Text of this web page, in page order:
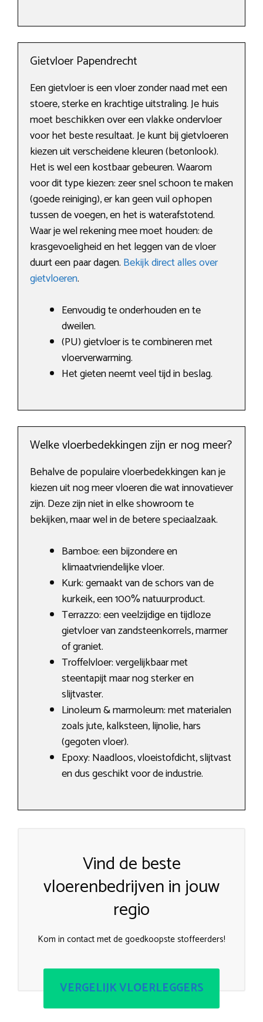
Gietvloer Papendrecht
Een gietvloer is een vloer zonder naad met een
stoere, sterke en krachtige uitstraling. Je huis
moet beschikken over een vlakke ondervloer
voor het beste resultaat. Je kunt bij gietvloeren
kiezen uit verscheidene kleuren (betonlook).
Het is wel een kostbaar gebeuren. Waarom
voor dit type kiezen: zeer snel schoon te maken
(goede reiniging), er kan geen vuil ophopen
tussen de voegen, en het is waterafstotend.
Waar je wel rekening mee moet houden: de
krasgevoeligheid en het leggen van de vloer
duurt een paar dagen. Bekijk direct alles over
gietvloeren.
Eenvoudig te onderhouden en te
dweilen.
(PU) gietvloer is te combineren met
vloerverwarming.
Het gieten neemt veel tijd in beslag.
Welke vloerbedekkingen zijn er nog meer?
Behalve de populaire vloerbedekkingen kan je
kiezen uit nog meer vloeren die wat innovatiever
zijn. Deze zijn niet in elke showroom te
bekijken, maar wel in de betere speciaalzaak.
Bamboe: een bijzondere en
klimaatvriendelijke vloer.
Kurk: gemaakt van de schors van de
kurkeik, een 100% natuurproduct.
Terrazzo: een veelzijdige en tijdloze
gietvloer van zandsteenkorrels, marmer
of graniet.
Troffelvloer: vergelijkbaar met
steentapijt maar nog sterker en
slijtvaster.
Linoleum & marmoleum: met materialen
zoals jute, kalksteen, lijnolie, hars
(gegoten vloer).
Epoxy: Naadloos, vloeistofdicht, slijtvast
en dus geschikt voor de industrie.
Vind de beste
vloerenbedrijven in jouw
regio
Kom in contact met de goedkoopste stoffeerders!
VERGELIJK VLOERLEGGERS